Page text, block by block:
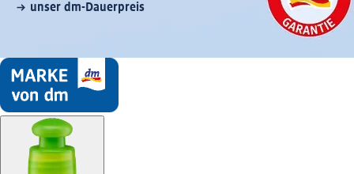
unser dm-Dauerpreis